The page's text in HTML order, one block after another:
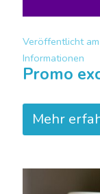
Veröffentlicht am
Informationen
Promo
Mehr